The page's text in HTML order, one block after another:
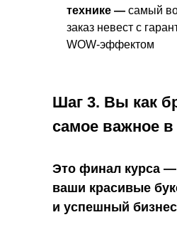
технике — самый
заказ невест с
WOW-эффектом
Шаг 3. Вы как
самое важное
Это финал курса —
ваши красивые
и успешный бизнес